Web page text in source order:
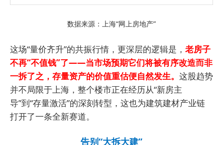
数据来源：上海“网上房地产”
这场“量价齐升”的共振行情，更深层的逻辑是， 老房子
不再“不值钱”了——当市场预期它们将被有序改造而非
一拆了之，存量资产的价值重估便自然发生。 这股趋势
并不局限于上海，整个楼市正在经历从“新房主
导”到“存量激活”的深刻转型，这也为建筑建材产业链
打开了一条全新赛道。
告别“大拆大建”